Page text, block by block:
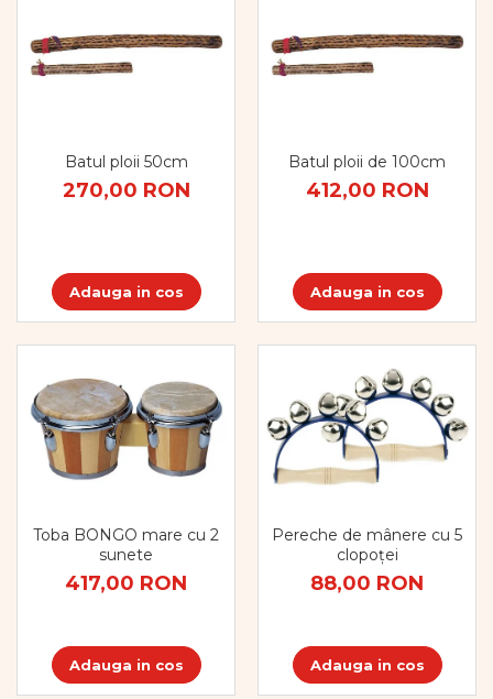
Figurine
Mobilier gradinita
Anatomie
Comunicare
Forme
Joc imaginativ
Lumini si culori
Magnetism
Matematica
Pregătire pentru școală
Sortare si numarare
Margele HAMA MAXI
Mărgele HAMA MIDI
Batul ploii 50cm
270,00 RON
Adauga in cos
Batul ploii de 100cm
412,00 RON
Adauga in cos
Toba BONGO mare cu 2
sunete
417,00 RON
Adauga in cos
Pereche de mânere cu 5
clopoței
88,00 RON
Adauga in cos